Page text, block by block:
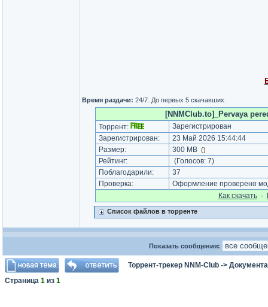
Время раздачи: 24/7. До первых 5 скачавших.
[NNMClub.to]_Pervaya
Торрент:
Зарегистрирован
Зарегистрирован:
23 Май 2026 15:44:44
Размер:
300 MB ()
Рейтинг: (Голосов: 7)
Поблагодарили:
37
Проверка:
Оформление проверено
Как cкачать·
Список файлов в торренте
Показать сообщения:
Торрент-трекер NNM-Club ->
Страница 1 из 1